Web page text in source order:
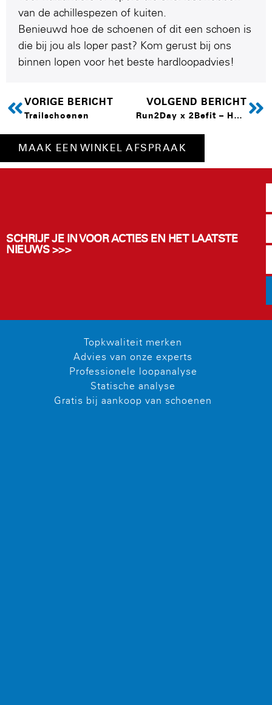
van de achillespezen of kuiten.
Benieuwd hoe de schoenen of dit een schoen is
die bij jou als loper past? Kom gerust bij ons
binnen lopen voor het beste hardloopadvies!
VORIGE BERICHT
Trailschoenen
VOLGEND BERICHT
Run2Day x 2Befit – Hyrox Event
MAAK EEN WINKEL AFSPRAAK
SCHRIJF JE IN VOOR ACTIES EN HET LAATSTE
NIEUWS >>>
Topkwaliteit merken
Advies van onze experts
Professionele loopanalyse
Statische analyse
Gratis bij aankoop van schoenen